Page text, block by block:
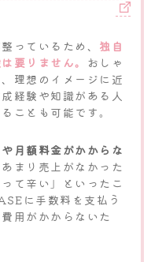
っているため、 独自
要りません。 おしゃ
理想のイメージに近
経験や知識がある人
ことも可能です。
月額料金がかからな
まり売上がなかった
て辛い」といったこ
に手数料を支払う
用がかからないた